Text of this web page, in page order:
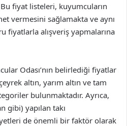
fiyat listeleri, kuyumcuların
vermesini sağlamakta ve aynı
fiyatlarla alışveriş yapmalarına
Odası’nın belirlediği fiyatlar
altın, yarım altın ve tam
bulunmaktadır. Ayrıca,
gibi) yapılan takı
de önemli bir faktör olarak